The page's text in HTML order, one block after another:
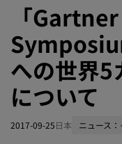
「Gartner
への世界5
について
2017-09-25日本 ニュース